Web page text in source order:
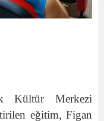
Kültür Merkezi
eğitim, Figan